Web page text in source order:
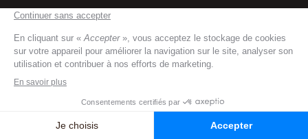
contact@trouver-maison-de-retraite.fr
trouver-maison-de-retraite.fr© 2023 All Right